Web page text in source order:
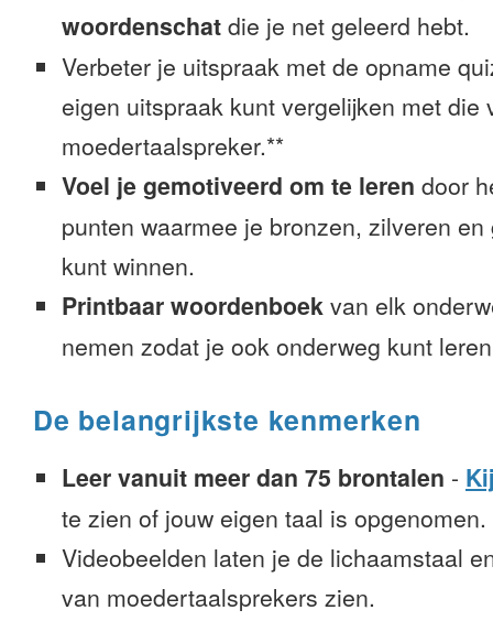
woordenschat die je net geleerd hebt.
Verbeter je uitspraak met de opname
eigen uitspraak kunt vergelijken met die
moedertaalspreker.**
Voel je gemotiveerd om te leren door
punten waarmee je bronzen, zilveren
kunt winnen.
Printbaar woordenboek van elk
nemen zodat je ook onderweg kunt
De belangrijkste kenmerken
Leer vanuit meer dan 75 brontalen -
te zien of jouw eigen taal is opgenomen.
Videobeelden laten je de lichaamstaal
van moedertaalsprekers zien.